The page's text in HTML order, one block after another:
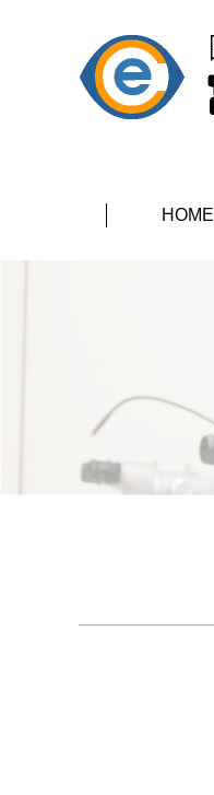
HOME